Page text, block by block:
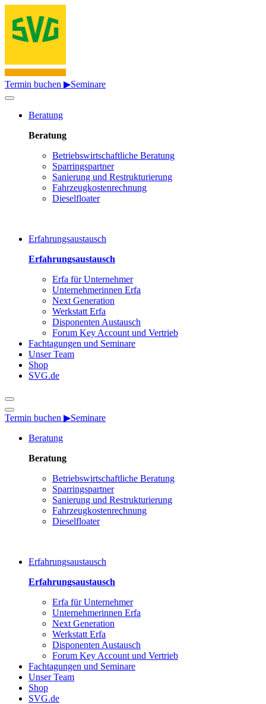
Termin buchen ▶Seminare
Beratung
Beratung
Betriebswirtschaftliche Beratung
Sparringspartner
Sanierung und Restrukturierung
Fahrzeugkostenrechnung
Dieselfloater
Erfahrungsaustausch
Erfahrungsaustausch
Erfa für Unternehmer
Unternehmerinnen Erfa
Next Generation
Werkstatt Erfa
Disponenten Austausch
Forum Key Account und Vertrieb
Fachtagungen und Seminare
Unser Team
Shop
SVG.de
Termin buchen ▶Seminare
Beratung
Beratung
Betriebswirtschaftliche Beratung
Sparringspartner
Sanierung und Restrukturierung
Fahrzeugkostenrechnung
Dieselfloater
Erfahrungsaustausch
Erfahrungsaustausch
Erfa für Unternehmer
Unternehmerinnen Erfa
Next Generation
Werkstatt Erfa
Disponenten Austausch
Forum Key Account und Vertrieb
Fachtagungen und Seminare
Unser Team
Shop
SVG.de